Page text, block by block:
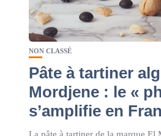
NON CLASSÉ
Pâte à tartiner
Mordjene : le «
s’amplifie en